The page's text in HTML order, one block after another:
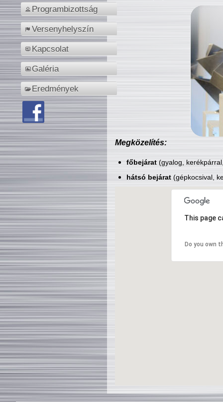
Programbizottság
Versenyhelyszín
Kapcsolat
Galéria
Eredmények
Megközelítés:
főbejárat(gyalog,
hátsó bejárat(gépkocsival,
This page
Do you own